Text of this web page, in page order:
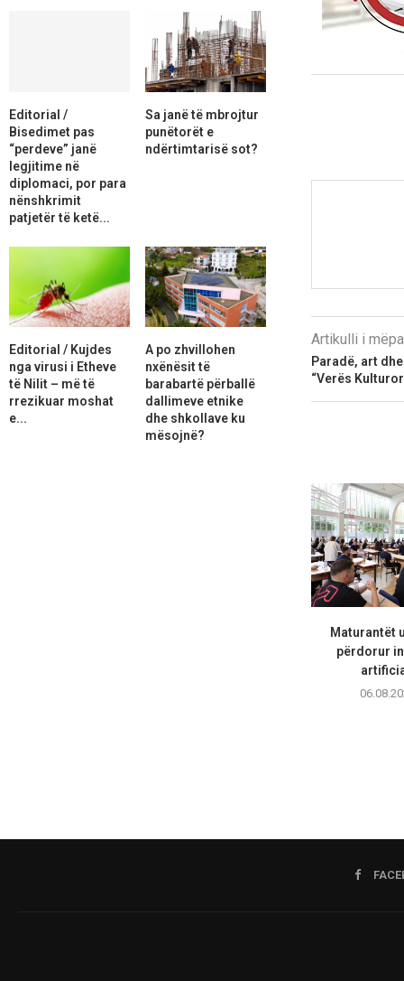
Artikulli i
Paradë, art
“Verës
Maturantët
përdorur
Editorial /
Bisedimet pas
“perdeve” janë
legjitime në
diplomaci, por para
nënshkrimit
patjetër të ketë...
Sa janë të mbrojtur
punëtorët e
ndërtimtarisë sot?
Editorial / Kujdes
nga virusi i Etheve
të Nilit – më të
rrezikuar moshat
e...
A po zhvillohen
nxënësit të
barabartë përballë
dallimeve etnike
dhe shkollave ku
mësojnë?